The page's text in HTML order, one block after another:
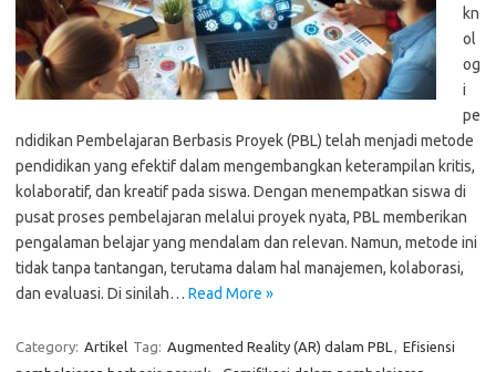
kn
ol
og
i
pe
ndidikan Pembelajaran Berbasis Proyek (PBL) telah menjadi metode
pendidikan yang efektif dalam mengembangkan keterampilan kritis,
kolaboratif, dan kreatif pada siswa. Dengan menempatkan siswa di
pusat proses pembelajaran melalui proyek nyata, PBL memberikan
pengalaman belajar yang mendalam dan relevan. Namun, metode ini
tidak tanpa tantangan, terutama dalam hal manajemen, kolaborasi,
dan evaluasi. Di sinilah… Read More »
Category: Artikel Tag: Augmented Reality (AR) dalam PBL , Efisiensi